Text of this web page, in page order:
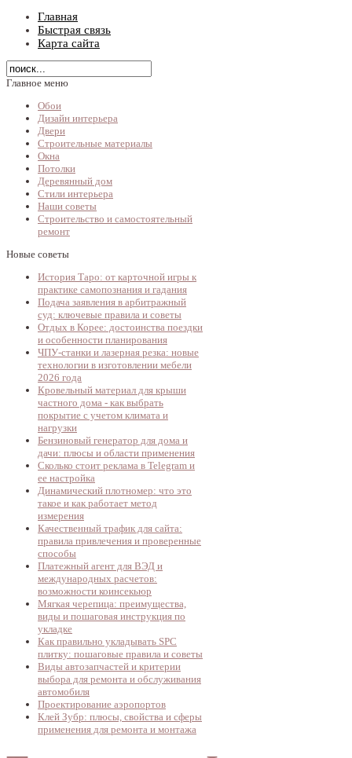
Главная
Быстрая связь
Карта сайта
Главное меню
Обои
Дизайн интерьера
Двери
Строительные материалы
Окна
Потолки
Деревянный дом
Стили интерьера
Наши советы
Строительство и самостоятельный
ремонт
Новые советы
История Таро: от карточной игры к
практике самопознания и гадания
Подача заявления в арбитражный
суд: ключевые правила и советы
Отдых в Корее: достоинства поездки
и особенности планирования
ЧПУ-станки и лазерная резка: новые
технологии в изготовлении мебели
2026 года
Кровельный материал для крыши
частного дома - как выбрать
покрытие с учетом климата и
нагрузки
Бензиновый генератор для дома и
дачи: плюсы и области применения
Сколько стоит реклама в Telegram и
ее настройка
Динамический плотномер: что это
такое и как работает метод
измерения
Качественный трафик для сайта:
правила привлечения и проверенные
способы
Платежный агент для ВЭД и
международных расчетов:
возможности коинсекьюр
Мягкая черепица: преимущества,
виды и пошаговая инструкция по
укладке
Как правильно укладывать SPC
плитку: пошаговые правила и советы
Виды автозапчастей и критерии
выбора для ремонта и обслуживания
автомобиля
Проектирование аэропортов
Клей Зубр: плюсы, свойства и сферы
применения для ремонта и монтажа